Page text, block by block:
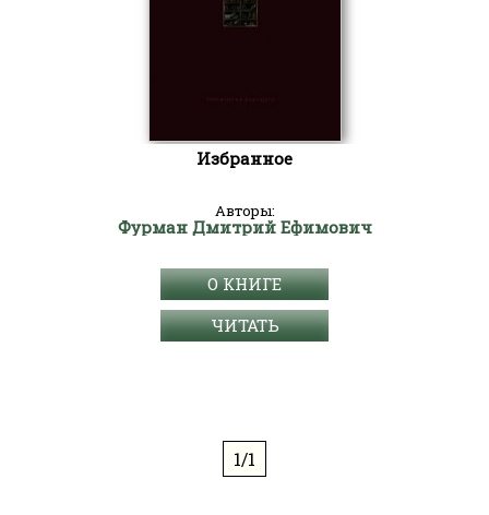
Избранное
Авторы:
Фурман Дмитрий Ефимович
О КНИГЕ
ЧИТАТЬ
1/1